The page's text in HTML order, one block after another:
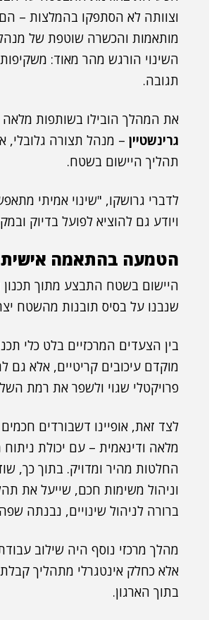
וצוותה לא הסתפקו בהמלצות – הם
מותאמות והכשרה שוטפת של
השינוי הורגש מהר מאוד:
תגובה.
את המהלך הובילו בשותפות מלאה
גרינשטיין – מנהל תצורה גלובלי,
תהליך היישום בשטח.
לדברי גרושקו, "שינוי אמיתי
ויודע גם להוציא לפועל בדיוק
הטמעה בהתאמה
היישום בשטח התבצע מתוך
שנבנו על בסיס תובנות מהשטח
מוקדם עיכובים קריטיים, אלא
פרויקטלי שגוי ולשפר את רמת
מלאה ודינאמית – עם יכולת
וניהול משימות חכם, שייעל את
ברורה לניהול שינויים, נבנתה
אלא כחלק אינטגרלי מתהליך
בתוך הארגון.